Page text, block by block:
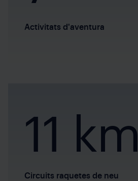
Activitats d'aventura
11 km
Circuits raquetes de neu